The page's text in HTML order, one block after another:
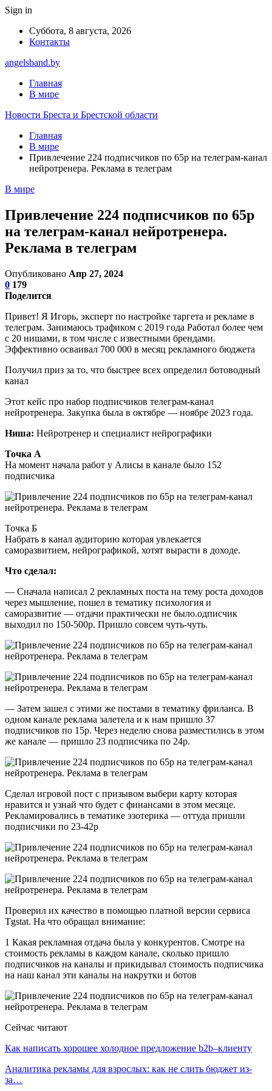
Sign in
Суббота, 8 августа, 2026
Контакты
angelsband.by
Главная
В мире
Новости Бреста и Брестской области
Главная
В мире
Привлечение 224 подписчиков по 65р на телеграм-канал
нейротренера. Реклама в телеграм
В мире
Привлечение 224 подписчиков по 65р
на телеграм-канал нейротренера.
Реклама в телеграм
Опубликовано Апр 27, 2024
0 179
Поделится
Привет! Я Игорь, эксперт по настройке таргета и рекламе в
телеграм. Занимаюсь трафиком с 2019 года Работал более чем
с 20 нишами, в том числе с известными брендами.
Эффективно осваивал 700 000 в месяц рекламного бюджета
Получил приз за то, что быстрее всех определил ботоводный
канал
Этот кейс про набор подписчиков телеграм-канал
нейротренера. Закупка была в октябре — ноябре 2023 года.
Ниша: Нейротренер и специалист нейрографики
Точка А
На момент начала работ у Алисы в канале было 152
подписчика
Точка Б
Набрать в канал аудиторию которая увлекается
саморазвитием, нейрографикой, хотят вырасти в доходе.
Что сделал:
— Сначала написал 2 рекламных поста на тему роста доходов
через мышление, пошел в тематику психология и
саморазвитие — отдачи практически не было.одписчик
выходил по 150-500р. Пришло совсем чуть-чуть.
— Затем зашел с этими же постами в тематику фриланса. В
одном канале реклама залетела и к нам пришло 37
подписчиков по 15р. Через неделю снова разместились в этом
же канале — пришло 23 подписчика по 24р.
Сделал игровой пост с призывом выбери карту которая
нравится и узнай что будет с финансами в этом месяце.
Рекламировались в тематике эзотерика — оттуда пришли
подписчики по 23-42р
Проверил их качество в помощью платной версии сервиса
Tgstat. На что обращал внимание:
1 Какая рекламная отдача была у конкурентов. Смотре на
стоимость рекламы в каждом канале, сколько пришло
подписчиков на каналы и прикидывал стоимость подписчика
на наш канал эти каналы на накрутки и ботов
Сейчас читают
Как написать хорошее холодное предложение b2b–клиенту
Аналитика рекламы для взрослых: как не слить бюджет из-
за…